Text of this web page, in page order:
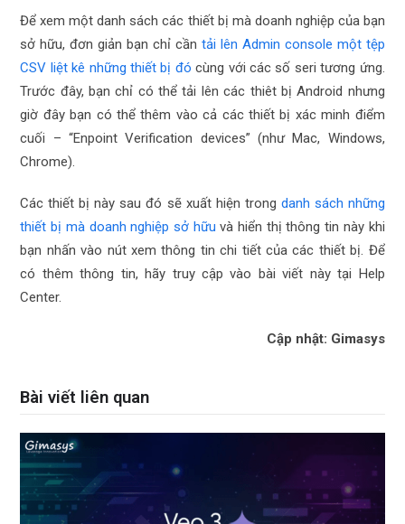
Để xem một danh sách các thiết bị mà doanh nghiệp của bạn
sở hữu, đơn giản bạn chỉ cần tải lên Admin console một tệp
CSV liệt kê những thiết bị đó cùng với các số seri tương ứng.
Trước đây, bạn chỉ có thể tải lên các thiêt bị Android nhưng
giờ đây bạn có thể thêm vào cả các thiết bị xác minh điểm
cuối – “Enpoint Verification devices” (như Mac, Windows,
Chrome).
Các thiết bị này sau đó sẽ xuất hiện trong danh sách những
thiết bị mà doanh nghiệp sở hữu và hiển thị thông tin này khi
bạn nhấn vào nút xem thông tin chi tiết của các thiết bị. Để
có thêm thông tin, hãy truy cập vào bài viết này tại Help
Center.
Cập nhật: Gimasys
Bài viết liên quan